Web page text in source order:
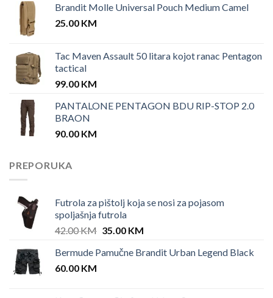
Brandit Molle Universal Pouch Medium Camel
25.00 KM
Tac Maven Assault 50 litara kojot ranac Pentagon
tactical
99.00 KM
PANTALONE PENTAGON BDU RIP-STOP 2.0
BRAON
90.00 KM
PREPORUKA
Futrola za pištolj koja se nosi za pojasom
spoljašnja futrola
42.00KM Original
was:
35.00 KMCurrent
is:
Bermude Pamučne Brandit Urban Legend Black
60.00 KM